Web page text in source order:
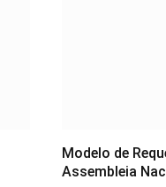
Modelo de
Assembleia